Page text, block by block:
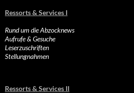
Ressorts & Services I
Rund um die Abzocknews
Aufrufe & Gesuche
Leserzuschriften
Stellungnahmen
Ressorts & Services II